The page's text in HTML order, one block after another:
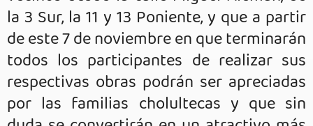
la 3 Sur, la 11 y 13 Poniente, y que a partir
de este 7 de noviembre en que terminarán
todos los participantes de realizar sus
respectivas obras podrán ser apreciadas
por las familias cholultecas y que sin